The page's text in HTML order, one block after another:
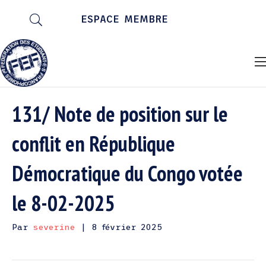
ESPACE MEMBRE
131/ Note de position sur le
conflit en République
Démocratique du Congo votée
le 8-02-2025
Par severine | 8 février 2025